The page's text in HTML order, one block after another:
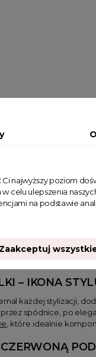
KLASYCZNE
nie wychodzi z
– klasyczne szpilki
modeli, w
– IKONA
każdej stylizacji,
spódnice, po
, które idealnie
najwyższy poziom
celu ulepszenia naszych
na podstawie
Zaakceptuj